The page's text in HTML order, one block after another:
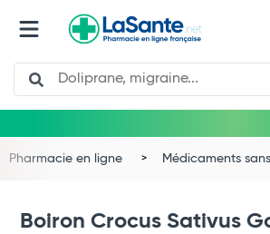
Search
Pharmacie en ligne Médicaments
Boiron Crocus Sativus